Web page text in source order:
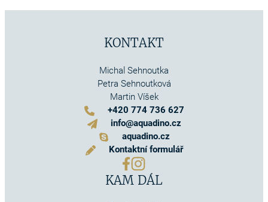
KONTAKT
Michal Sehnoutka
Petra Sehnoutková
Martin Víšek
+420 774 736 627
info@aquadino.cz
aquadino.cz
Kontaktní formulář
KAM DÁL